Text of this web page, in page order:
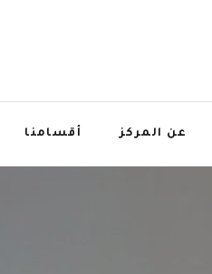
عن المركز أقسامنا